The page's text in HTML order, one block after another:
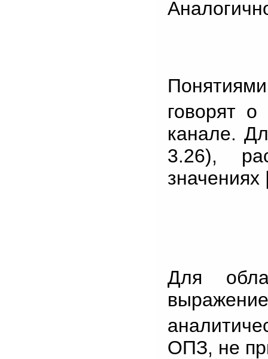
говорят
канале.
3.26),
значениях
Для
ОПЗ, не